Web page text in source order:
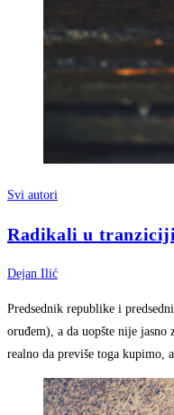
Svi autori
Radikali u tranziciji
Dejan Ilić
Predsednik republike i
oruđem), a da uopšte nije jasno
realno da previše toga kupimo,